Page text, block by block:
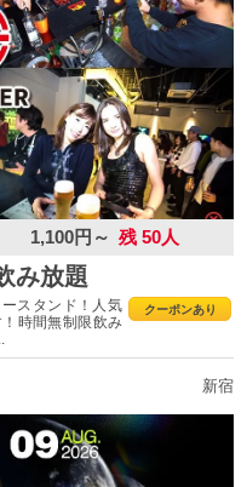
1,100円～ 残 50人
み放題
クーポンあり
スタンド！人気
時間無制限飲み
新宿